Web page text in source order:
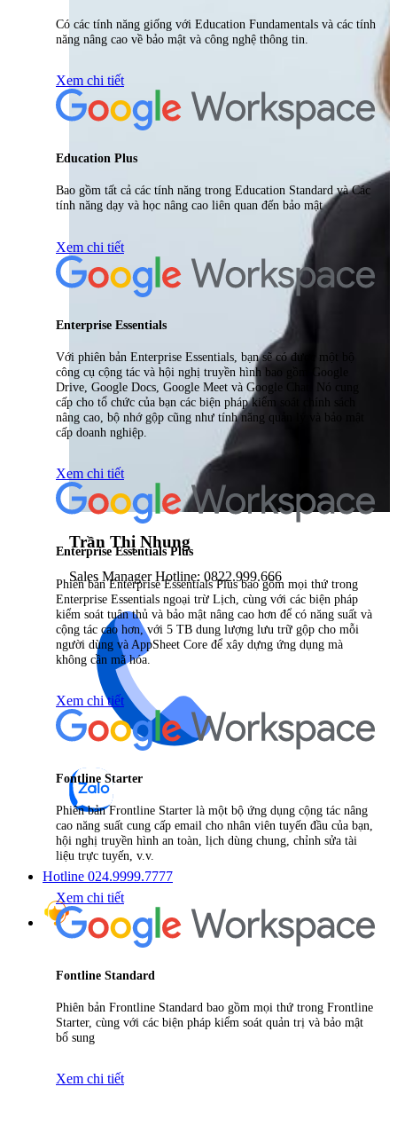
Trần Thị Nhung
Sales Manager Hotline: 0822.999.666
Hotline 024.9999.7777
Có các tính năng giống với Education Fundamentals và các tính
năng nâng cao về bảo mật và công nghệ thông tin.
Xem chi tiết
Education Plus
Bao gồm tất cả các tính năng trong Education Standard và Các
tính năng dạy và học nâng cao liên quan đến bảo mật
Xem chi tiết
Enterprise Essentials
Với phiên bản Enterprise Essentials, bạn sẽ có được một bộ
công cụ cộng tác và hội nghị truyền hình bao gồm Google
Drive, Google Docs, Google Meet và Google Chat. Nó cung
cấp cho tổ chức của bạn các biện pháp kiểm soát chính sách
nâng cao, bộ nhớ gộp cũng như tính năng quản lý và bảo mật
cấp doanh nghiệp.
Xem chi tiết
Enterprise Essentials Plus
Phiên bản Enterprise Essentials Plus bao gồm mọi thứ trong
Enterprise Essentials ngoại trừ Lịch, cùng với các biện pháp
kiểm soát tuân thủ và bảo mật nâng cao hơn để có năng suất và
cộng tác cao hơn, với 5 TB dung lượng lưu trữ gộp cho mỗi
người dùng và AppSheet Core để xây dựng ứng dụng mà
không cần mã hóa.
Xem chi tiết
Fontline Starter
Phiên bản Frontline Starter là một bộ ứng dụng cộng tác nâng
cao năng suất cung cấp email cho nhân viên tuyến đầu của bạn,
hội nghị truyền hình an toàn, lịch dùng chung, chỉnh sửa tài
liệu trực tuyến, v.v.
Xem chi tiết
Fontline Standard
Phiên bản Frontline Standard bao gồm mọi thứ trong Frontline
Starter, cùng với các biện pháp kiểm soát quản trị và bảo mật
bổ sung
Xem chi tiết